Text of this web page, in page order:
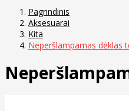
Pagrindinis
Aksesuarai
Kita
Neperšlampamas dėklas